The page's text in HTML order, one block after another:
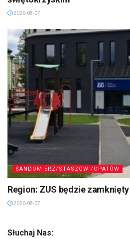
2026-08-07
SANDOMIERZ/STASZÓW /OPATÓW
Region: ZUS będzie
2026-08-07
Słuchaj Nas: